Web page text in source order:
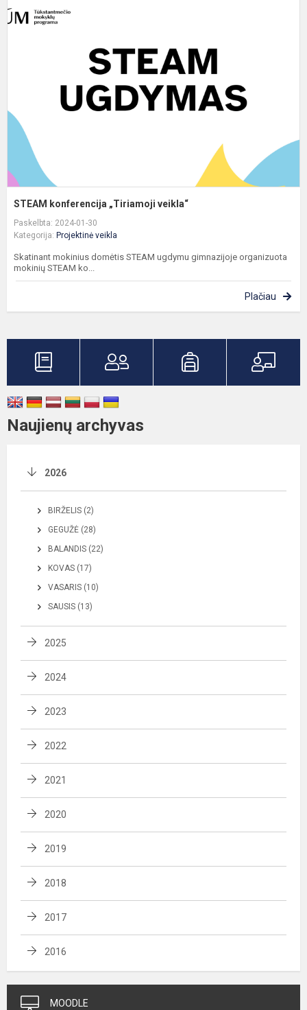
STEAM konferencija „Tiriamoji veikla“
Paskelbta: 2024-01-30
Kategorija: Projektinė veikla
Skatinant mokinius domėtis STEAM ugdymu gimnazijoje organizuota
mokinių STEAM ko...
Plačiau
Naujienų archyvas
2026
BIRŽELIS (2)
GEGUŽĖ (28)
BALANDIS (22)
KOVAS (17)
VASARIS (10)
SAUSIS (13)
2025
2024
2023
2022
2021
2020
2019
2018
2017
2016
MOODLE